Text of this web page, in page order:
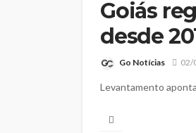
Goiás
desde
Go Notícias 02/
Levantamento